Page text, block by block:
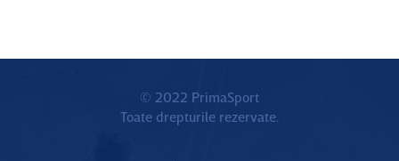
© 2022 PrimaSport
Toate drepturile rezervate.